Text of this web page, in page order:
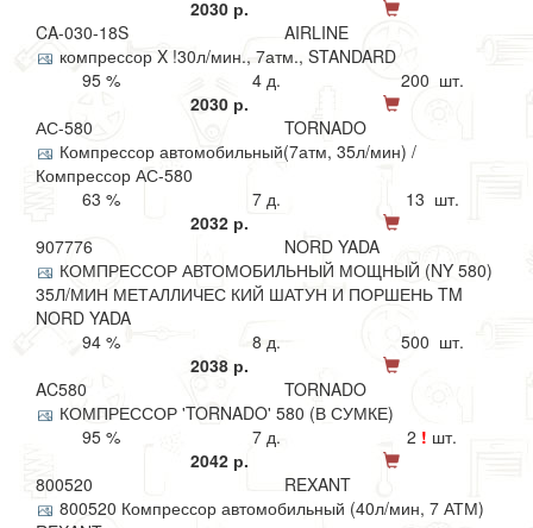
2030 р.
CA-030-18S
AIRLINE
компрессор X !30л/мин., 7атм., STANDARD
95 %
4 д.
200 шт.
2030 р.
АС-580
TORNADO
Компрессор автомобильный(7атм, 35л/мин) /
Компрессор АС-580
63 %
7 д.
13 шт.
2032 р.
907776
NORD YADA
КОМПРЕССОР АВТОМОБИЛЬНЫЙ МОЩНЫЙ (NY 580)
35Л/МИН МЕТАЛЛИЧЕС КИЙ ШАТУН И ПОРШЕНЬ TM
NORD YADA
94 %
8 д.
500 шт.
2038 р.
AC580
TORNADO
КОМПРЕССОР 'TORNADO' 580 (В СУМКЕ)
95 %
7 д. 2 ! шт.
2042 р.
800520
REXANT
800520 Компрессор автомобильный (40л/мин, 7 АТМ)